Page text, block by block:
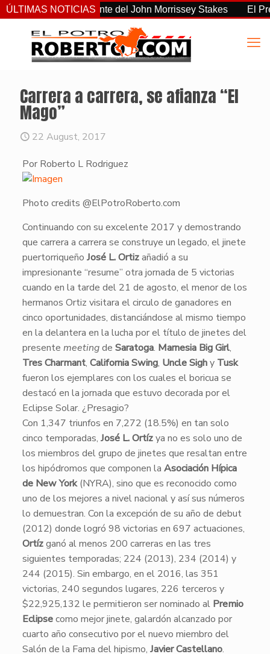
ÚLTIMAS NOTICIAS
más consistente del John Morrissey Stakes El
Carrera a carrera, se afianza “El
Mago”
22 August, 2017
Por Roberto L Rodriguez
Photo credits @ElPotroRoberto.com
​Continuando con su excelente 2017 y demostrando
que carrera a carrera se construye un legado, el jinete
puertorriqueño José L. Ortizañadió a su
impresionante “resume” otra jornada de 5 victorias
cuando en la tarde del 21 de agosto, el menor de los
hermanos Ortiz visitara el circulo de ganadores en
cinco oportunidades, distanciándose al mismo tiempo
en la delantera en la lucha por el título de jinetes del
presente meetingde Saratoga. Marnesia Big Girl,
Tres Charmant, California Swing, Uncle Sighy Tusk
fueron los ejemplares con los cuales el boricua se
destacó en la jornada que estuvo decorada por el
Eclipse Solar. ¿Presagio?
​Con 1,347 triunfos en 7,272 (18.5%) en tan solo
cinco temporadas, José L. Ortízya no es solo uno de
los miembros del grupo de jinetes que resaltan entre
los hipódromos que componen la Asociación Hípica
de New York(NYRA), sino que es reconocido como
uno de los mejores a nivel nacional y así sus números
lo demuestran. Con la excepción de su año de debut
(2012) donde logró 98 victorias en 697 actuaciones,
Ortízganó al menos 200 carreras en las tres
siguientes temporadas; 224 (2013), 234 (2014) y
244 (2015). Sin embargo, en el 2016, las 351
victorias, 240 segundos lugares, 226 terceros y
$22,925,132 le permitieron ser nominado al Premio
Eclipsecomo mejor jinete, galardón alcanzado por
cuarto año consecutivo por el nuevo miembro del
Salón de la Fama del hipismo, Javier Castellano.